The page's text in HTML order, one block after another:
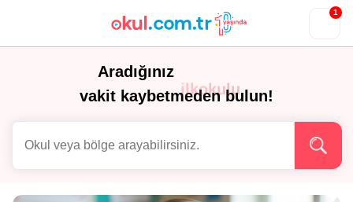
1
Aradığınız ilkokulu
vakit kaybetmeden bulun!